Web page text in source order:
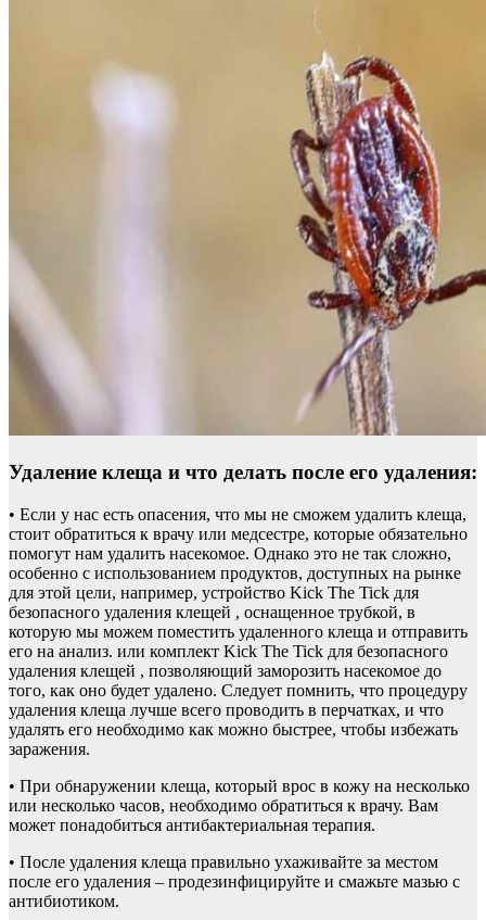
Удаление клеща и что делать после его удаления:
• Если у нас есть опасения, что мы не сможем удалить клеща,
стоит обратиться к врачу или медсестре, которые обязательно
помогут нам удалить насекомое. Однако это не так сложно,
особенно с использованием продуктов, доступных на рынке
для этой цели, например, устройство Kick The Tick для
безопасного удаления клещей , оснащенное трубкой, в
которую мы можем поместить удаленного клеща и отправить
его на анализ. или комплект Kick The Tick для безопасного
удаления клещей , позволяющий заморозить насекомое до
того, как оно будет удалено. Следует помнить, что процедуру
удаления клеща лучше всего проводить в перчатках, и что
удалять его необходимо как можно быстрее, чтобы избежать
заражения.
• При обнаружении клеща, который врос в кожу на несколько
или несколько часов, необходимо обратиться к врачу. Вам
может понадобиться антибактериальная терапия.
• После удаления клеща правильно ухаживайте за местом
после его удаления – продезинфицируйте и смажьте мазью с
антибиотиком.